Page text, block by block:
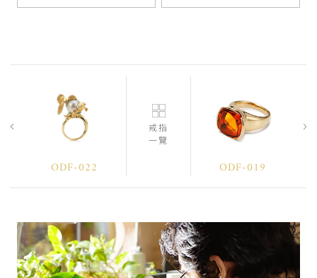
ODF-022
戒指
一覽
ODF-019